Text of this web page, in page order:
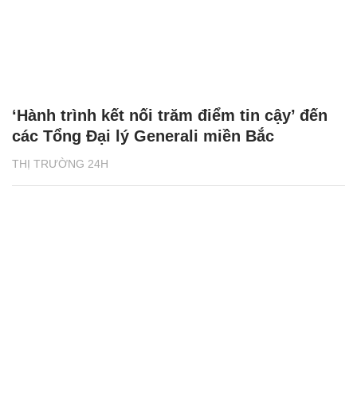
THỊ TRƯỜNG 24H
‘Hành trình kết nối trăm điểm tin cậy’ đến
các Tổng Đại lý Generali miền Bắc